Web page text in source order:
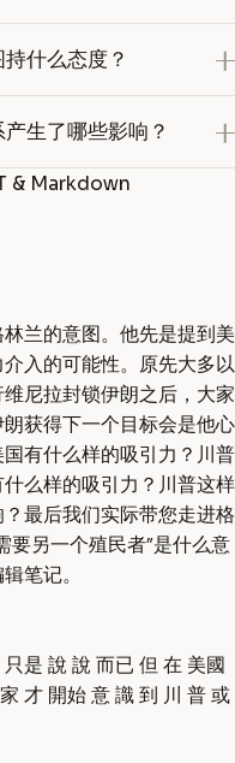
什么态度？
生了哪些影响？
& Markdown
兰的意图。他先是提到美
入的可能性。原先大多以
尼拉封锁伊朗之后，大家
获得下一个目标会是他心
有什么样的吸引力？川普
么样的吸引力？川普这样
最后我们实际带您走进格
要另一个殖民者”是什么意
笔记。
是 說 說 而已 但 在 美國
才 開始 意 識 到 川 普 或